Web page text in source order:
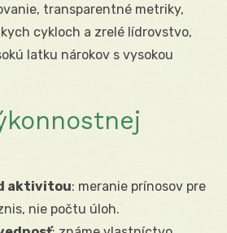
transparentné metriky,
cykloch a zrelé lídrovstvo,
latku nárokov s vysokou
aktivitou: meranie prínosov pre
nie počtu úloh.